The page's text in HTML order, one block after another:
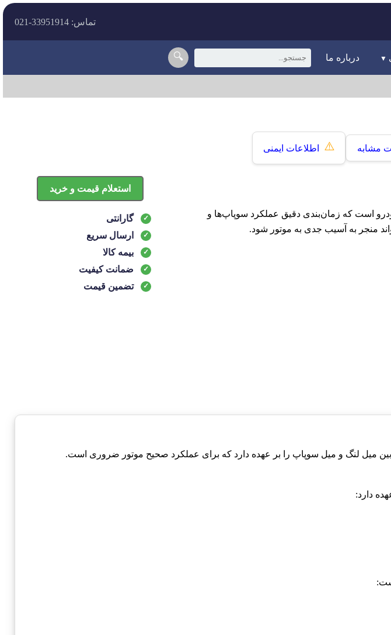
تماس: 33951914-021
🔍 درباره ما
مشابه ⚠️ اطلاعات ایمنی
موتور خودرو است که زمان‌بندی دقیق عملکرد سوپاپ‌ها و
منجر به آسیب جدی به موتور شود.
استعلام قیمت و خرید
گارانتی
ارسال سریع
بیمه کالا
ضمانت کیفیت
تضمین قیمت